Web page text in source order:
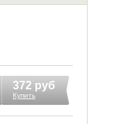
372 руб
Купить